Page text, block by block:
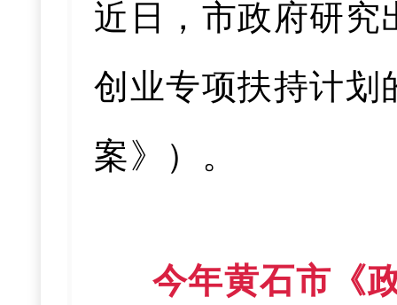
近日，市政府研究
创业专项扶持计划
案》）。
今年黄石市《